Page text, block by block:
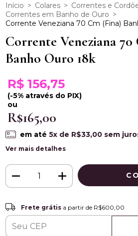
Início > Colares > Correntes e
Correntes em Banho de Ouro >
Corrente Veneziana 70 Cm (Fina)
Corrente Veneziana 70
Banho Ouro 18k
R$ 156,75
(-5% através do PIX)
ou
R$165,00
em até5x de R$33,00 sem
Ver mais detalhes
Frete grátis
Entregas para o CEP:
Frete grátis a partir de R$600,00